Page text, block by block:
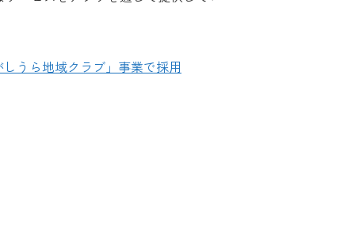
うら地域クラブ」事業で採用